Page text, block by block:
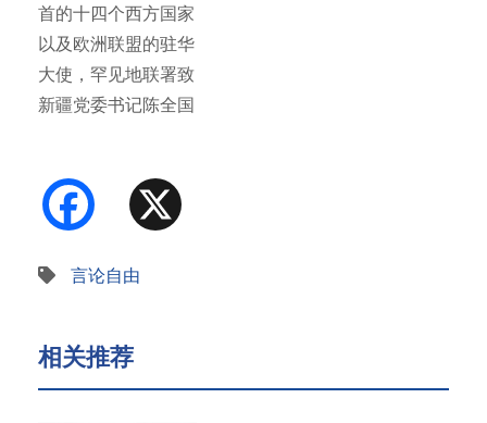
首的十四个西方国家
以及欧洲联盟的驻华
大使，罕见地联署致
新疆党委书记陈全国
Facebook
言论自由
相关推荐